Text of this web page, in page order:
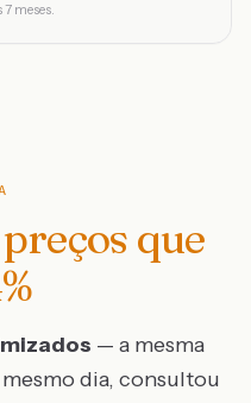
meses.
preços que
%
— a mesma
dia, consultou